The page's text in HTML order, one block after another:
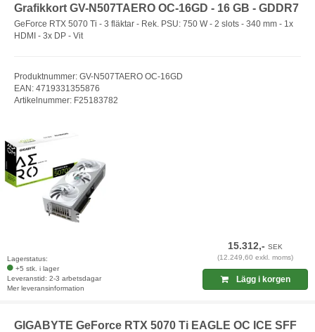
Grafikkort GV-N507TAERO OC-16GD - 16 GB - GDDR7
GeForce RTX 5070 Ti - 3 fläktar - Rek. PSU: 750 W - 2 slots - 340 mm - 1x
HDMI - 3x DP - Vit
Produktnummer: GV-N507TAERO OC-16GD
EAN: 4719331355876
Artikelnummer: F25183782
Lagerstatus:
+5 stk. i lager
Leveranstid: 2-3 arbetsdagar
Mer leveransinformation
15.312,-SEK
(12.249,60 exkl. moms)
Lägg i korgen
GIGABYTE GeForce RTX 5070 Ti EAGLE OC ICE SFF